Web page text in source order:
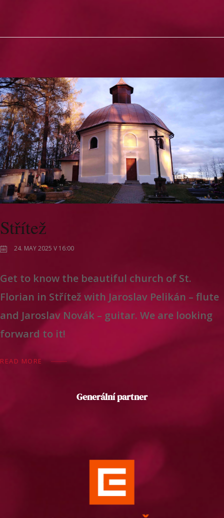
Střítež
24. MAY 2025 V 16:00
Get to know the beautiful church of St.
Florian in Střítež with Jaroslav Pelikán – flute
and Jaroslav Novák – guitar. We are looking
forward to it!
READ MORE
Generální partner